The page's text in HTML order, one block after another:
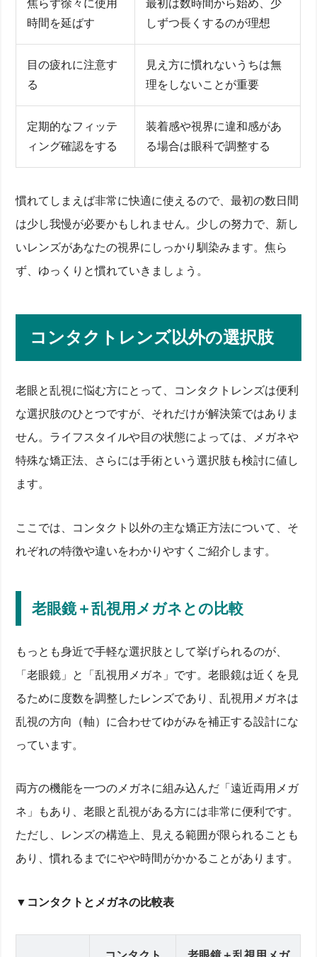
焦らず徐々に使用
時間を延ばす
最初は数時間から始め、少
しずつ長くするのが理想
目の疲れに注意す
る
見え方に慣れないうちは無
理をしないことが重要
定期的なフィッテ
ィング確認をする
装着感や視界に違和感があ
る場合は眼科で調整する
慣れてしまえば非常に快適に使えるので、最初の数日間
は少し我慢が必要かもしれません。少しの努力で、新し
いレンズがあなたの視界にしっかり馴染みます。焦ら
ず、ゆっくりと慣れていきましょう。
コンタクトレンズ以外の選択肢
老眼と乱視に悩む方にとって、コンタクトレンズは便利
な選択肢のひとつですが、それだけが解決策ではありま
せん。ライフスタイルや目の状態によっては、メガネや
特殊な矯正法、さらには手術という選択肢も検討に値し
ます。
ここでは、コンタクト以外の主な矯正方法について、そ
れぞれの特徴や違いをわかりやすくご紹介します。
老眼鏡＋乱視用メガネとの比較
もっとも身近で手軽な選択肢として挙げられるのが、
「老眼鏡」と「乱視用メガネ」です。老眼鏡は近くを見
るために度数を調整したレンズであり、乱視用メガネは
乱視の方向（軸）に合わせてゆがみを補正する設計にな
っています。
両方の機能を一つのメガネに組み込んだ「遠近両用メガ
ネ」もあり、老眼と乱視がある方には非常に便利です。
ただし、レンズの構造上、見える範囲が限られることも
あり、慣れるまでにやや時間がかかることがあります。
▼コンタクトとメガネの比較表